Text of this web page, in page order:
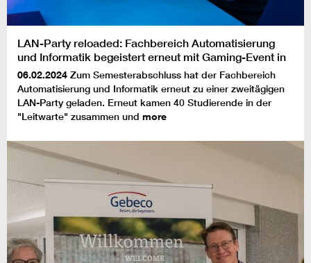
LAN-Party reloaded: Fachbereich Automatisierung
und Informatik begeistert erneut mit Gaming-Event in
der 'Leitwarte'
06.02.2024 Zum Semesterabschluss hat der Fachbereich
Automatisierung und Informatik erneut zu einer zweitägigen
LAN-Party geladen. Erneut kamen 40 Studierende in der
"Leitwarte" zusammen und more